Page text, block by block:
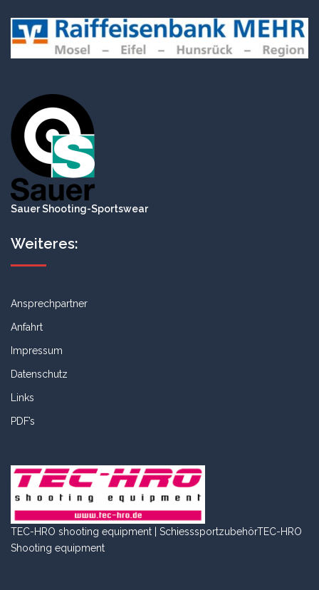
Sauer Shooting-Sportswear
Weiteres:
Ansprechpartner
Anfahrt
Impressum
Datenschutz
Links
PDF’s
TEC-HRO shooting equipment | SchiesssportzubehörTEC-HRO
Shooting equipment